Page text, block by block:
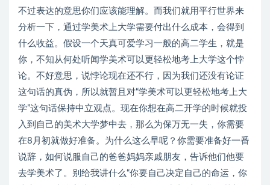
不过表达的意思你们应该能理解。而我们就用平行世界来
分析一下，通过学美术上大学需要付出什么成本，会得到
什么收益。假设一个天真可爱学习一般的高二学生，就是
你，不知从何处听闻学美术可以更轻松地考上大学这个悖
论。不好意思，说悖论现在还不行，因为我们还没有论证
这句话的真伪，所以就暂且对“学美术可以更轻松地考上大
学”这句话保持中立观点。现在你想在高二开学的时候就投
入到自己的美术大学梦中去，那么为保万无一失，你需要
在8月初就做好准备。为什么这么早呢？你需要准备好一番
说辞，如何说服自己的爸爸妈妈亲戚朋友，告诉他们他要
去学美术了。别给我讲什么“你要自己决定自己的命运，你